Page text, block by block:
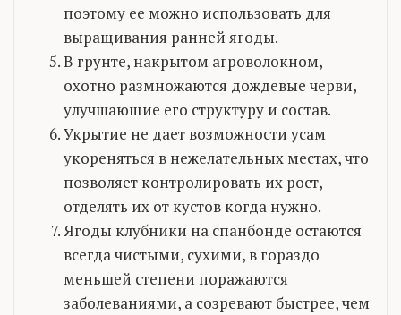
поэтому ее можно использовать для
выращивания ранней ягоды.
В грунте, накрытом агроволокном,
охотно размножаются дождевые черви,
улучшающие его структуру и состав.
Укрытие не дает возможности усам
укореняться в нежелательных местах, что
позволяет контролировать их рост,
отделять их от кустов когда нужно.
Ягоды клубники на спанбонде остаются
всегда чистыми, сухими, в гораздо
меньшей степени поражаются
заболеваниями, а созревают быстрее, чем